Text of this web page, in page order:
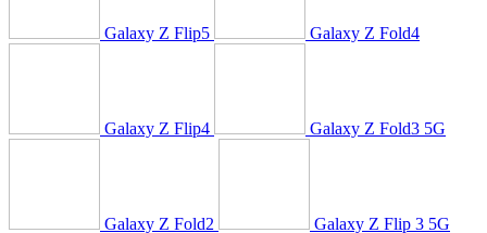
Galaxy Z Flip5 Galaxy Z Fold4
Galaxy Z Flip4 Galaxy Z Fold3 5G
Galaxy Z Fold2 Galaxy Z Flip 3 5G